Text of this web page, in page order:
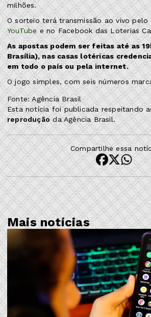
milhões.
O sorteio terá transmissão ao vivo pelo
YouTube e no Facebook das Loterias
As apostas podem ser feitas até as
Brasília), nas casas lotéricas
em todo o país ou pela internet.
O jogo simples, com seis números
Fonte: Agência Brasil
Esta notícia foi publicada respeitando
reprodução da Agência Brasil.
Compartilhe essa
Mais notícias